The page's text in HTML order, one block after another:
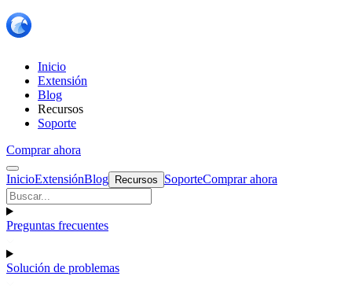
Inicio
Extensión
Blog
Recursos
Soporte
Comprar ahora
InicioExtensiónBlog Recursos SoporteComprar ahora
Preguntas frecuentes
Solución de problemas